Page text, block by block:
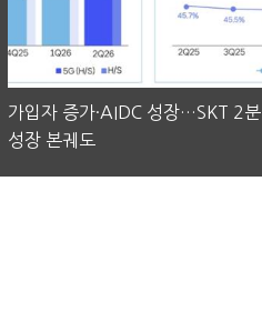
가입자 증가·AIDC 성장…SKT 2
성장 본궤도